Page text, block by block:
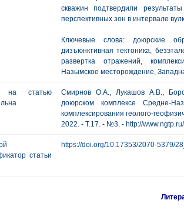
скважин подтвердили
перспективных зон в интервале
Ключевые слова: доюрские
дизъюнктивная тектоника,
развертка отражений,
Назымское месторождение,
на статью
Смирнов О.А., Лукашов А.В.,
доюрском комплексе Средне-
комплексирования геолого-
2022. - Т.17. - №3. - http://
статьи
https://doi.org/10.17353/2070-5379/